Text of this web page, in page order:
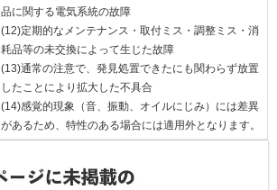
品に関する電気系統の故障
(12)定期的なメンテナンス・取付ミス・調整ミス・消
耗品等の未交換によって生じた故障
(13)通常の注意で、発見処置できたにも関わらず放置
したことにより拡大した不具合
(14)感覚的現象（音、振動、オイルにじみ）には差異
があるため、特性のある場合には適用外となります。